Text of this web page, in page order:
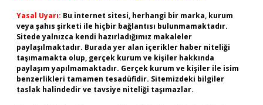
Yasal Uyarı: Bu internet sitesi, herhangi bir marka, kurum
veya şahıs şirketi ile hiçbir bağlantısı bulunmamaktadır.
Sitede yalnızca kendi hazırladığımız makaleler
paylaşılmaktadır. Burada yer alan içerikler haber niteliği
taşımamakta olup, gerçek kurum ve kişiler hakkında
paylaşım yapılmamaktadır. Gerçek kurum ve kişiler ile isim
benzerlikleri tamamen tesadüfidir. Sitemizdeki bilgiler
taslak halindedir ve tavsiye niteliği taşımazlar.